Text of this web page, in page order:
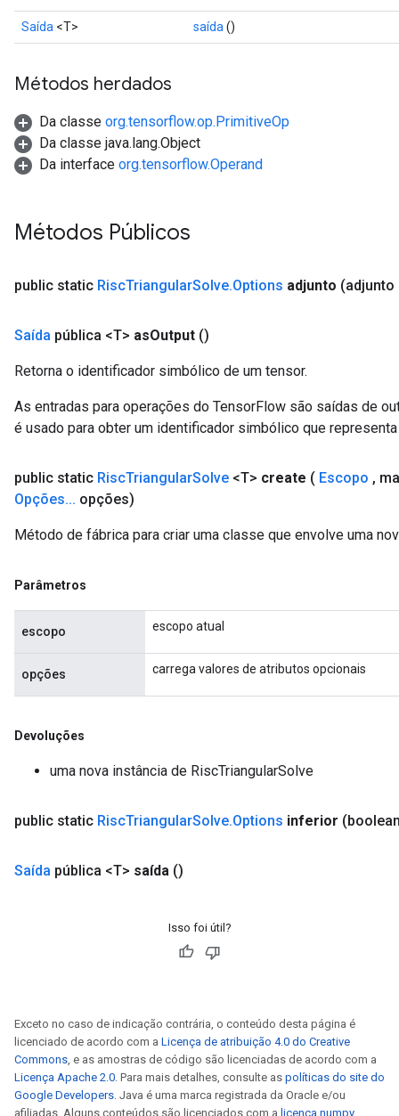
Saída <T> saída ()
Métodos herdados
Da classe org.tensorflow.op.PrimitiveOp
Da classe java.lang.Object
Da interface org.tensorflow.Operand
Métodos Públicos
public static RiscTriangularSolve.Options adjunto (adjunto
Saída pública <T> asOutput ()
Retorna o identificador simbólico de um tensor.
As entradas para operações do TensorFlow são saídas de
é usado para obter um identificador simbólico que
public static RiscTriangularSolve <T> create ( Escopo ,
Opções... opções)
Método de fábrica para criar uma classe que envolve uma
Parâmetros
escopo escopo atual
opções carrega valores de atributos opcionais
Devoluções
uma nova instância de RiscTriangularSolve
public static RiscTriangularSolve.Options inferior
Saída pública <T> saída ()
Isso foi útil?
Exceto no caso de indicação contrária, o conteúdo desta página é
licenciado de acordo com a Licença de atribuição 4.0 do Creative
Commons, e as amostras de código são licenciadas de acordo com a
Licença Apache 2.0. Para mais detalhes, consulte as políticas do site do
Google Developers. Java é uma marca registrada da Oracle e/ou
afiliadas. Alguns conteúdos são licenciados com a licença numpy.